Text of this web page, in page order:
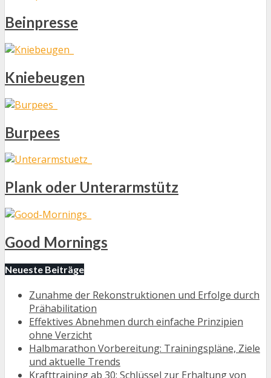
Beinpresse
Kniebeugen
Burpees
Plank oder Unterarmstütz
Good Mornings
Neueste Beiträge
Zunahme der Rekonstruktionen und Erfolge durch
Prähabilitation
Effektives Abnehmen durch einfache Prinzipien
ohne Verzicht
Halbmarathon Vorbereitung: Trainingspläne, Ziele
und aktuelle Trends
Krafttraining ab 30: Schlüssel zur Erhaltung von